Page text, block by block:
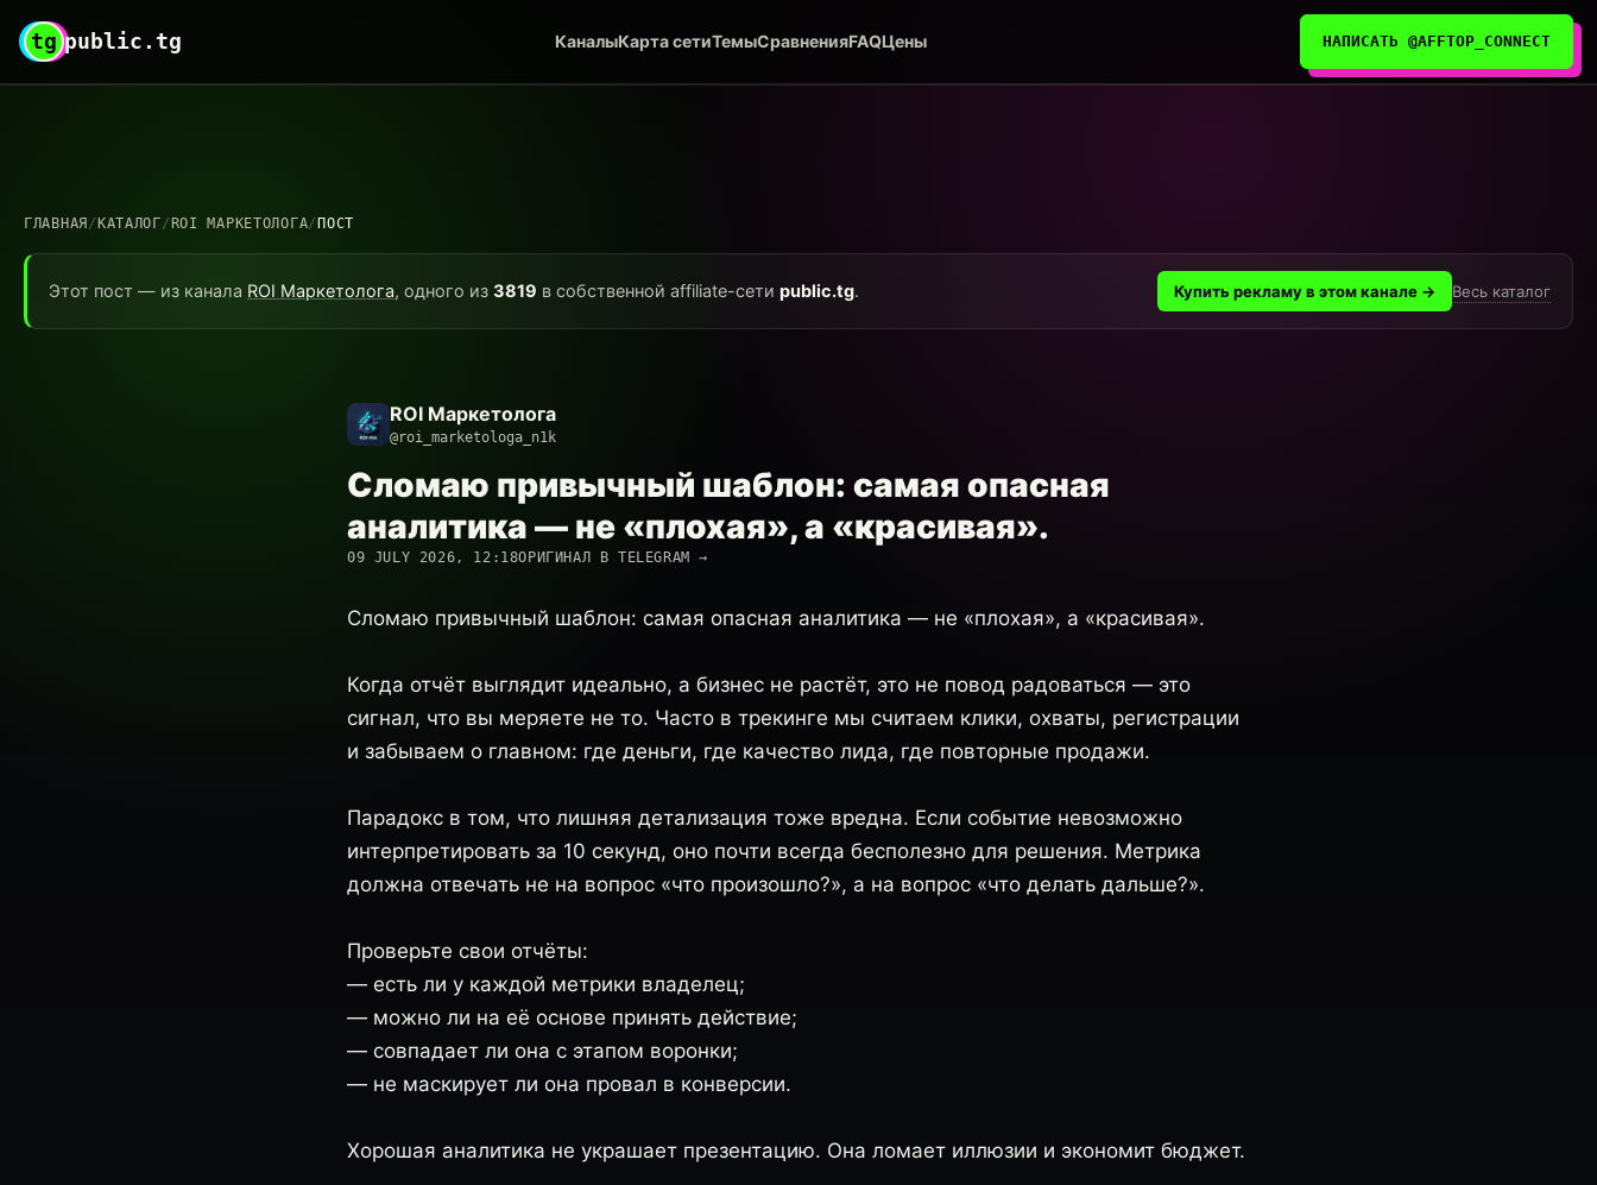
tg public.tg КаналыКарта сетиТемыСравненияFAQЦены НАПИСАТЬ @AFFTOP_CONNECT
ГЛАВНАЯ / КАТАЛОГ/ ROI МАРКЕТОЛОГА/ ПОСТ
Этот пост — из канала ROI Маркетолога, одного из 3819 в собственной affiliate-сети public.tg. Купить рекламу в этом канале → Весь каталог
ROI Маркетолога
@roi_marketologa_n1k
Сломаю привычный шаблон: самая опасная
аналитика — не «плохая», а «красивая».
09 JULY 2026, 12:18ОРИГИНАЛ В TELEGRAM →
Сломаю привычный шаблон: самая опасная аналитика — не «плохая», а «красивая».
Когда отчёт выглядит идеально, а бизнес не растёт, это не повод радоваться — это
сигнал, что вы меряете не то. Часто в трекинге мы считаем клики, охваты, регистрации
и забываем о главном: где деньги, где качество лида, где повторные продажи.
Парадокс в том, что лишняя детализация тоже вредна. Если событие невозможно
интерпретировать за 10 секунд, оно почти всегда бесполезно для решения. Метрика
должна отвечать не на вопрос «что произошло?», а на вопрос «что делать дальше?».
Проверьте свои отчёты:
— есть ли у каждой метрики владелец;
— можно ли на её основе принять действие;
— совпадает ли она с этапом воронки;
— не маскирует ли она провал в конверсии.
Хорошая аналитика не украшает презентацию. Она ломает иллюзии и экономит бюджет.